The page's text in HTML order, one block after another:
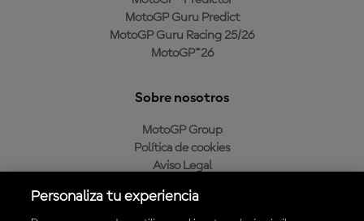
MotoGP Guru Predict
MotoGP Guru Racing 25/26
MotoGP™26
Sobre nosotros
MotoGP Group
Política de cookies
Aviso Legal
Política de compra
Personaliza tu experiencia